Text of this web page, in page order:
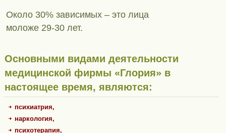
Около 30% зависимых – это лица
моложе 29-30 лет.
Основными видами деятельности
медицинской фирмы «Глория» в
настоящее время, являются:
психиатрия,
наркология,
психотерапия,